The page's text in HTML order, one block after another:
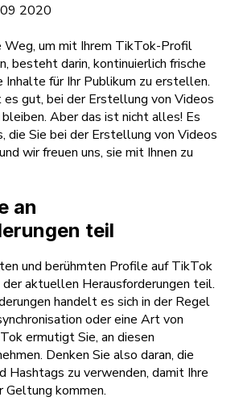
2020
um mit Ihrem TikTok-Profil
besteht darin, kontinuierlich frische
Inhalte für Ihr Publikum zu erstellen.
gut, bei der Erstellung von Videos
Aber das ist nicht alles! Es
die Sie bei der Erstellung von Videos
wir freuen uns, sie mit Ihnen zu
an
teil
und berühmten Profile auf TikTok
der aktuellen Herausforderungen teil.
handelt es sich in der Regel
oder eine Art von
ermutigt Sie, an diesen
Denken Sie also daran, die
Hashtags zu verwenden, damit Ihre
kommen.